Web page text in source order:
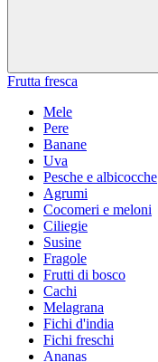
Frutta fresca
Mele
Pere
Banane
Uva
Pesche e albicocche
Agrumi
Cocomeri e meloni
Ciliegie
Susine
Fragole
Frutti di bosco
Cachi
Melagrana
Fichi d'india
Fichi freschi
Ananas